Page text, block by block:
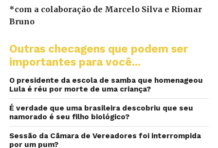
*com a colaboração de Marcelo Silva e Riomar
Bruno
Outras checagens que podem ser
importantes para você...
O presidente da escola de samba que homenageou
Lula é réu por morte de uma criança?
É verdade que uma brasileira descobriu que seu
namorado é seu filho biológico?
Sessão da Câmara de Vereadores foi interrompida
por um pum?